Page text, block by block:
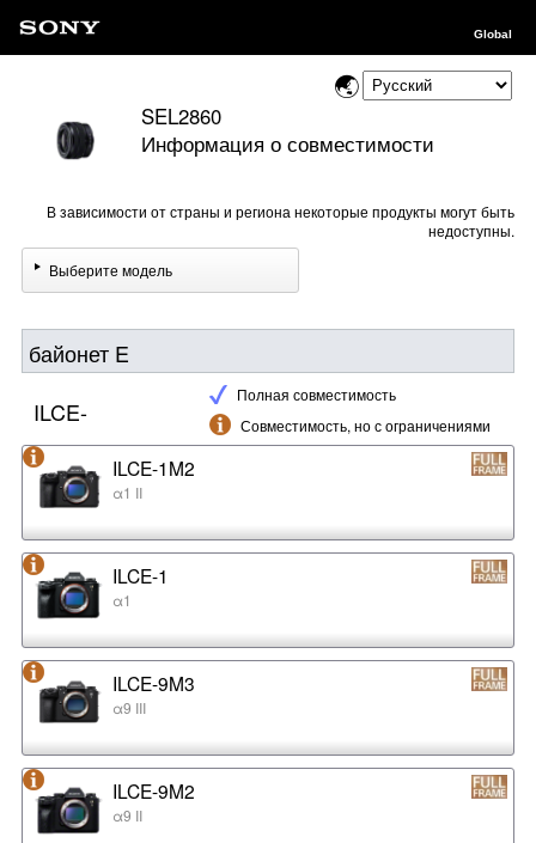
Global
SEL2860
Информация о совместимости
В зависимости от страны и региона некоторые продукты могут быть
недоступны.
Выберите модель
байонет E
Полная совместимость
Совместимость, но с ограничениями
ILCE-
ILCE-1M2
α1 II
ILCE-1
α1
ILCE-9M3
α9 III
ILCE-9M2
α9 II